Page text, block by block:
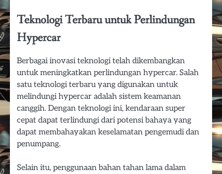
Teknologi Terbaru untuk Perlindungan
Hypercar
Berbagai inovasi teknologi telah dikembangkan
untuk meningkatkan perlindungan hypercar. Salah
satu teknologi terbaru yang digunakan untuk
melindungi hypercar adalah sistem keamanan
canggih. Dengan teknologi ini, kendaraan super
cepat dapat terlindungi dari potensi bahaya yang
dapat membahayakan keselamatan pengemudi dan
penumpang.
Selain itu, penggunaan bahan tahan lama dalam